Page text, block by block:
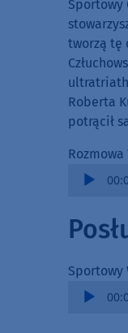
Sportowy
tworzą tę
Roberta
potrącił
Audio
Sportowy
Audio